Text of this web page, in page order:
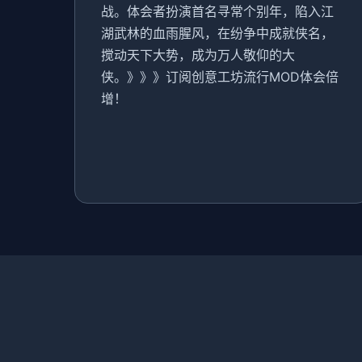
战。体会者扮演首名寻常个别年，陷入江
湖武林的血雨腥风，在纷争中成就侠名，
搅动天下大势，成为万人敬仰的大
侠。》》》订阅创意工坊流行MOD体会倍
增！